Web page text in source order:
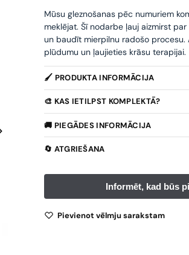
Mūsu gleznošanas pēc numuriem
meklējat. Šī nodarbe ļauj aizmirst
un baudīt mierpilnu radošo procesu.
plūdumu un ļaujieties krāsu terapijai.
🖌️ PRODUKTA INFORMĀCIJA
🎨 KAS IETILPST KOMPLEKTĀ?
🚚 PIEGĀDES INFORMĀCIJA
🔄 ATGRIEŠANA
Pievienot vēlmju sarakstam